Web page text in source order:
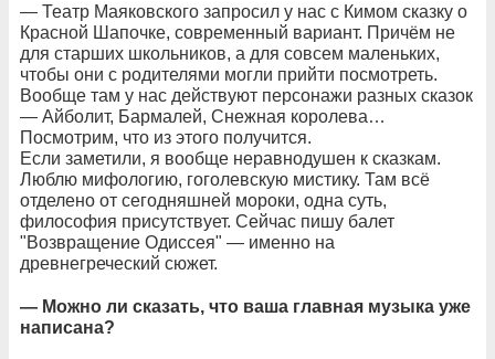
— Театр Маяковского запросил у нас с Кимом сказку о
Красной Шапочке, современный вариант. Причём не
для старших школьников, а для совсем маленьких,
чтобы они с родителями могли прийти посмотреть.
Вообще там у нас действуют персонажи разных сказок
— Айболит, Бармалей, Снежная королева…
Посмотрим, что из этого получится.
Если заметили, я вообще неравнодушен к сказкам.
Люблю мифологию, гоголевскую мистику. Там всё
отделено от сегодняшней мороки, одна суть,
философия присутствует. Сейчас пишу балет
"Возвращение Одиссея" — именно на
древнегреческий сюжет.
— Можно ли сказать, что ваша главная музыка уже
написана?